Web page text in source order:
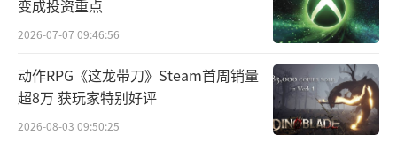
变成投资重点
2026-07-07 09:46:56
动作RPG《这龙带刀》Steam首周销量
超8万 获玩家特别好评
2026-08-03 09:50:25